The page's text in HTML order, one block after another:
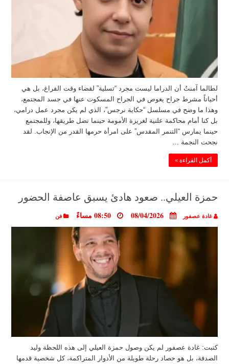
لطالما آمنتُ أن الدراما ليست مجرد “تسلية” لقضاء وقت الفراغ، بل هي
أحياناً مشرط جراح يغوص في الجراح المسكوت عنها في جسد المجتمع،
وهذا ما وضح في مسلسل “حكاية نرجس”، الذي لم يكن مجرد عمل درامي،
بل كنا أمام محاكمة علنية لغريزة الأمومة حينما تضل طريقها، وللمجتمع
حينما يمارس “التنمر المقدس” على امرأة حرمها القدر من الإنجاب. لقد
نجحت النجمة …
أكمل القراءة »
حمزة العيلي.. صعود هادئ يسبق عاصفة الحضور
غادة عصفور 08/04/2026 08:50 مساءً فن
كتبت: غادة عصفور لم يكن وصول حمزة العيلي إلى هذه اللحظة وليد
الصدفة، بل هو حصاد رحلة طويلة من الأدوار المتراكمة، كل شخصية قدمها